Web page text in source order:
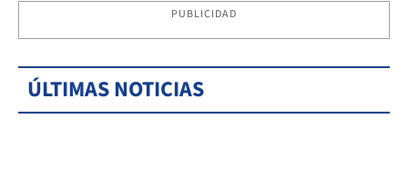
PUBLICIDAD
ÚLTIMAS NOTICIAS